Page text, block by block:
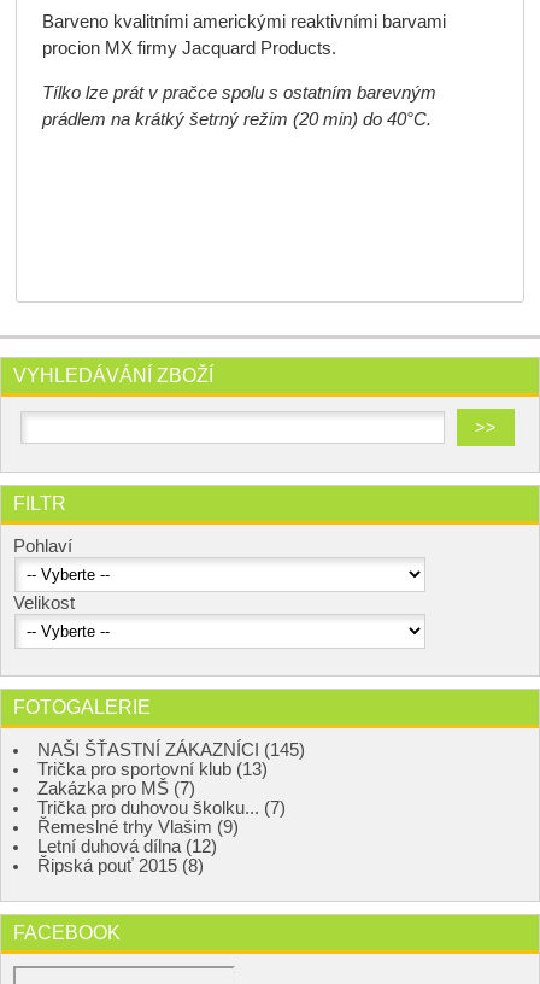
Barveno kvalitními americkými reaktivními barvami
procion MX firmy Jacquard Products.
Tílko lze prát v pračce spolu s ostatním barevným
prádlem na krátký šetrný režim (20 min) do 40°C.
VYHLEDÁVÁNÍ ZBOŽÍ
FILTR
Pohlaví
Velikost
FOTOGALERIE
NAŠI ŠŤASTNÍ ZÁKAZNÍCI (145)
Trička pro sportovní klub (13)
Zakázka pro MŠ (7)
Trička pro duhovou školku... (7)
Řemeslné trhy Vlašim (9)
Letní duhová dílna (12)
Řipská pouť 2015 (8)
FACEBOOK